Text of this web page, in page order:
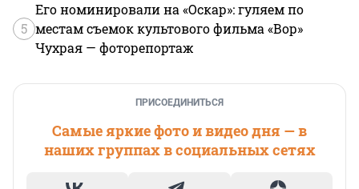
5
Его номинировали на «Оскар»: гуляем по
местам съемок культового фильма «Вор»
Чухрая — фоторепортаж
ПРИСОЕДИНИТЬСЯ
Самые яркие фото и видео дня — в
наших группах в социальных сетях